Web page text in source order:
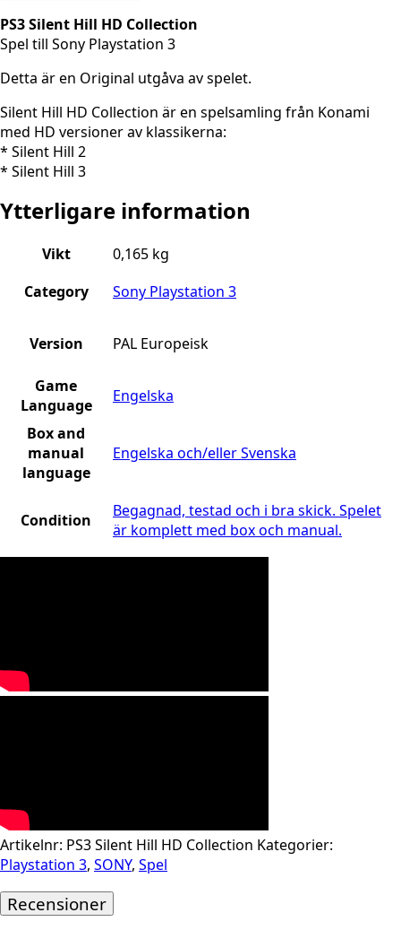
PS3 Silent Hill HD Collection
Spel till Sony Playstation 3
Detta är en Original utgåva av spelet.
Silent Hill HD Collection är en spelsamling från Konami
med HD versioner av klassikerna:
* Silent Hill 2
* Silent Hill 3
Ytterligare information
Vikt
0,165 kg
Category
Sony Playstation 3
Version PAL Europeisk
Game
Language
Engelska
Box and
manual
language
Engelska och/eller Svenska
Condition
Begagnad, testad och i bra skick. Spelet
är komplett med box och manual.
Artikelnr: PS3 Silent Hill HD Collection Kategorier:
Playstation 3, SONY, Spel
Recensioner